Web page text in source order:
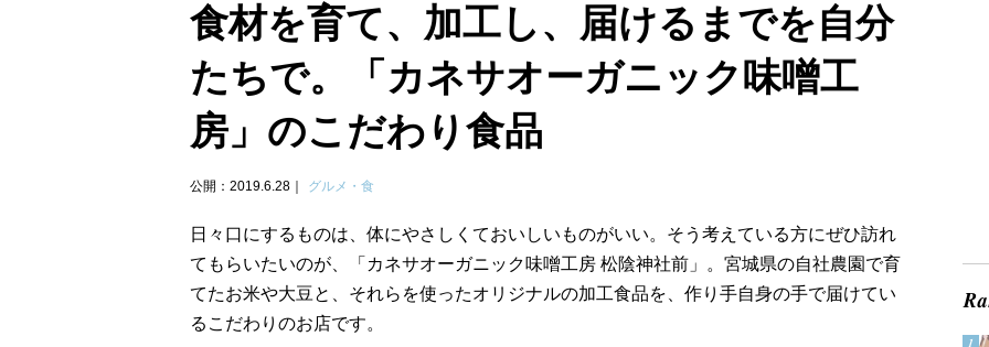
食材を育て、加工し、届けるまでを自分
たちで。「カネサオーガニック味噌工
房」のこだわり食品
公開：2019.6.28 グルメ・食
日々口にするものは、体にやさしくておいしいものがいい。そう考えている方にぜひ訪れ
てもらいたいのが、「カネサオーガニック味噌工房 松陰神社前」。宮城県の自社農園で育
てたお米や大豆と、それらを使ったオリジナルの加工食品を、作り手自身の手で届けてい
るこだわりのお店です。